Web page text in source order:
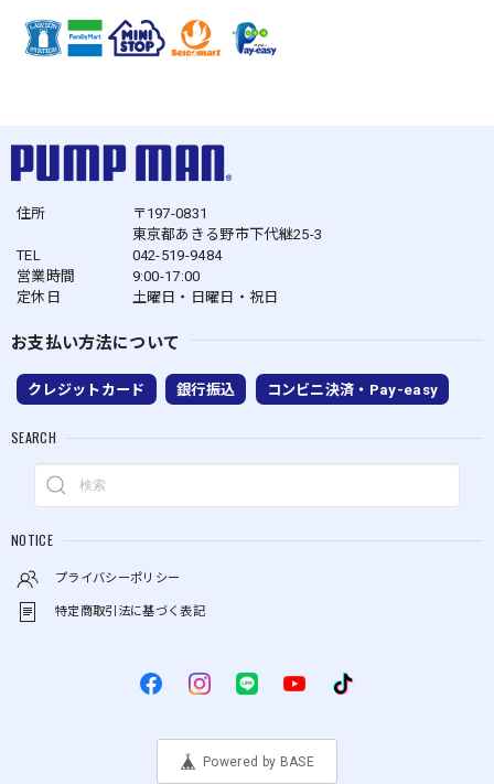
住所
〒197-0831
東京都あきる野市下代継25-3
TEL
042-519-9484
営業時間
9:00-17:00
定休日
土曜日・日曜日・祝日
お支払い方法について
クレジットカード 銀行振込 コンビニ決済・Pay-easy
SEARCH
NOTICE
プライバシーポリシー
特定商取引法に基づく表記
Powered by BASE